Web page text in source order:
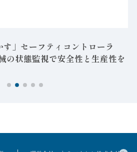
」セーフティコントローラ
の状態監視で安全性と生産性を